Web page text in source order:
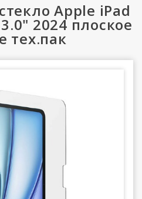
Apple iPad
2024 плоское
тех.пак